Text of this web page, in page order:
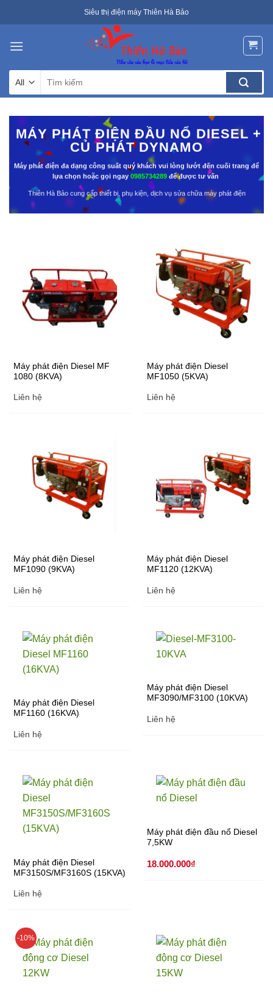
to
Siêu thị điện máy Thiên Hà Bảo
kiếm:
MÁY PHÁT ĐIỆN ĐẦU NỔ DIESEL +
CỦ PHÁT DYNAMO
Máy phát điện đa dạng công suất quý khách vui lòng lướt đến cuối trang để
lựa chọn hoặc gọi ngay 0985734289 để được tư vấn
Thiên Hà Bảo cung cấp thiết bị, phụ kiện, dịch vụ sửa chữa máy phát điện
Máy phát điện Diesel MF
1080 (8KVA)
Liên hệ
Máy phát điện Diesel
MF1050 (5KVA)
Liên hệ
Máy phát điện Diesel
MF1090 (9KVA)
Liên hệ
Máy phát điện Diesel
MF1120 (12KVA)
Liên hệ
Máy phát điện Diesel
MF1160 (16KVA)
Liên hệ
Máy phát điện Diesel
MF3090/MF3100 (10KVA)
Liên hệ
Máy phát điện Diesel
MF3150S/MF3160S (15KVA)
Liên hệ
Máy phát điện đầu nổ Diesel
7,5KW
18.000.000₫
-10%